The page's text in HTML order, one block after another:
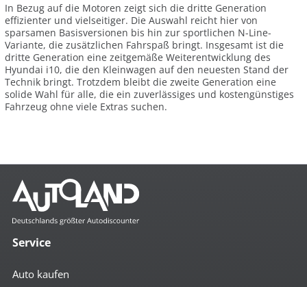
In Bezug auf die Motoren zeigt sich die dritte Generation
effizienter und vielseitiger. Die Auswahl reicht hier von
sparsamen Basisversionen bis hin zur sportlichen N-Line-
Variante, die zusätzlichen Fahrspaß bringt. Insgesamt ist die
dritte Generation eine zeitgemäße Weiterentwicklung des
Hyundai i10, die den Kleinwagen auf den neuesten Stand der
Technik bringt. Trotzdem bleibt die zweite Generation eine
solide Wahl für alle, die ein zuverlässiges und kostengünstiges
Fahrzeug ohne viele Extras suchen.
Service
Auto kaufen